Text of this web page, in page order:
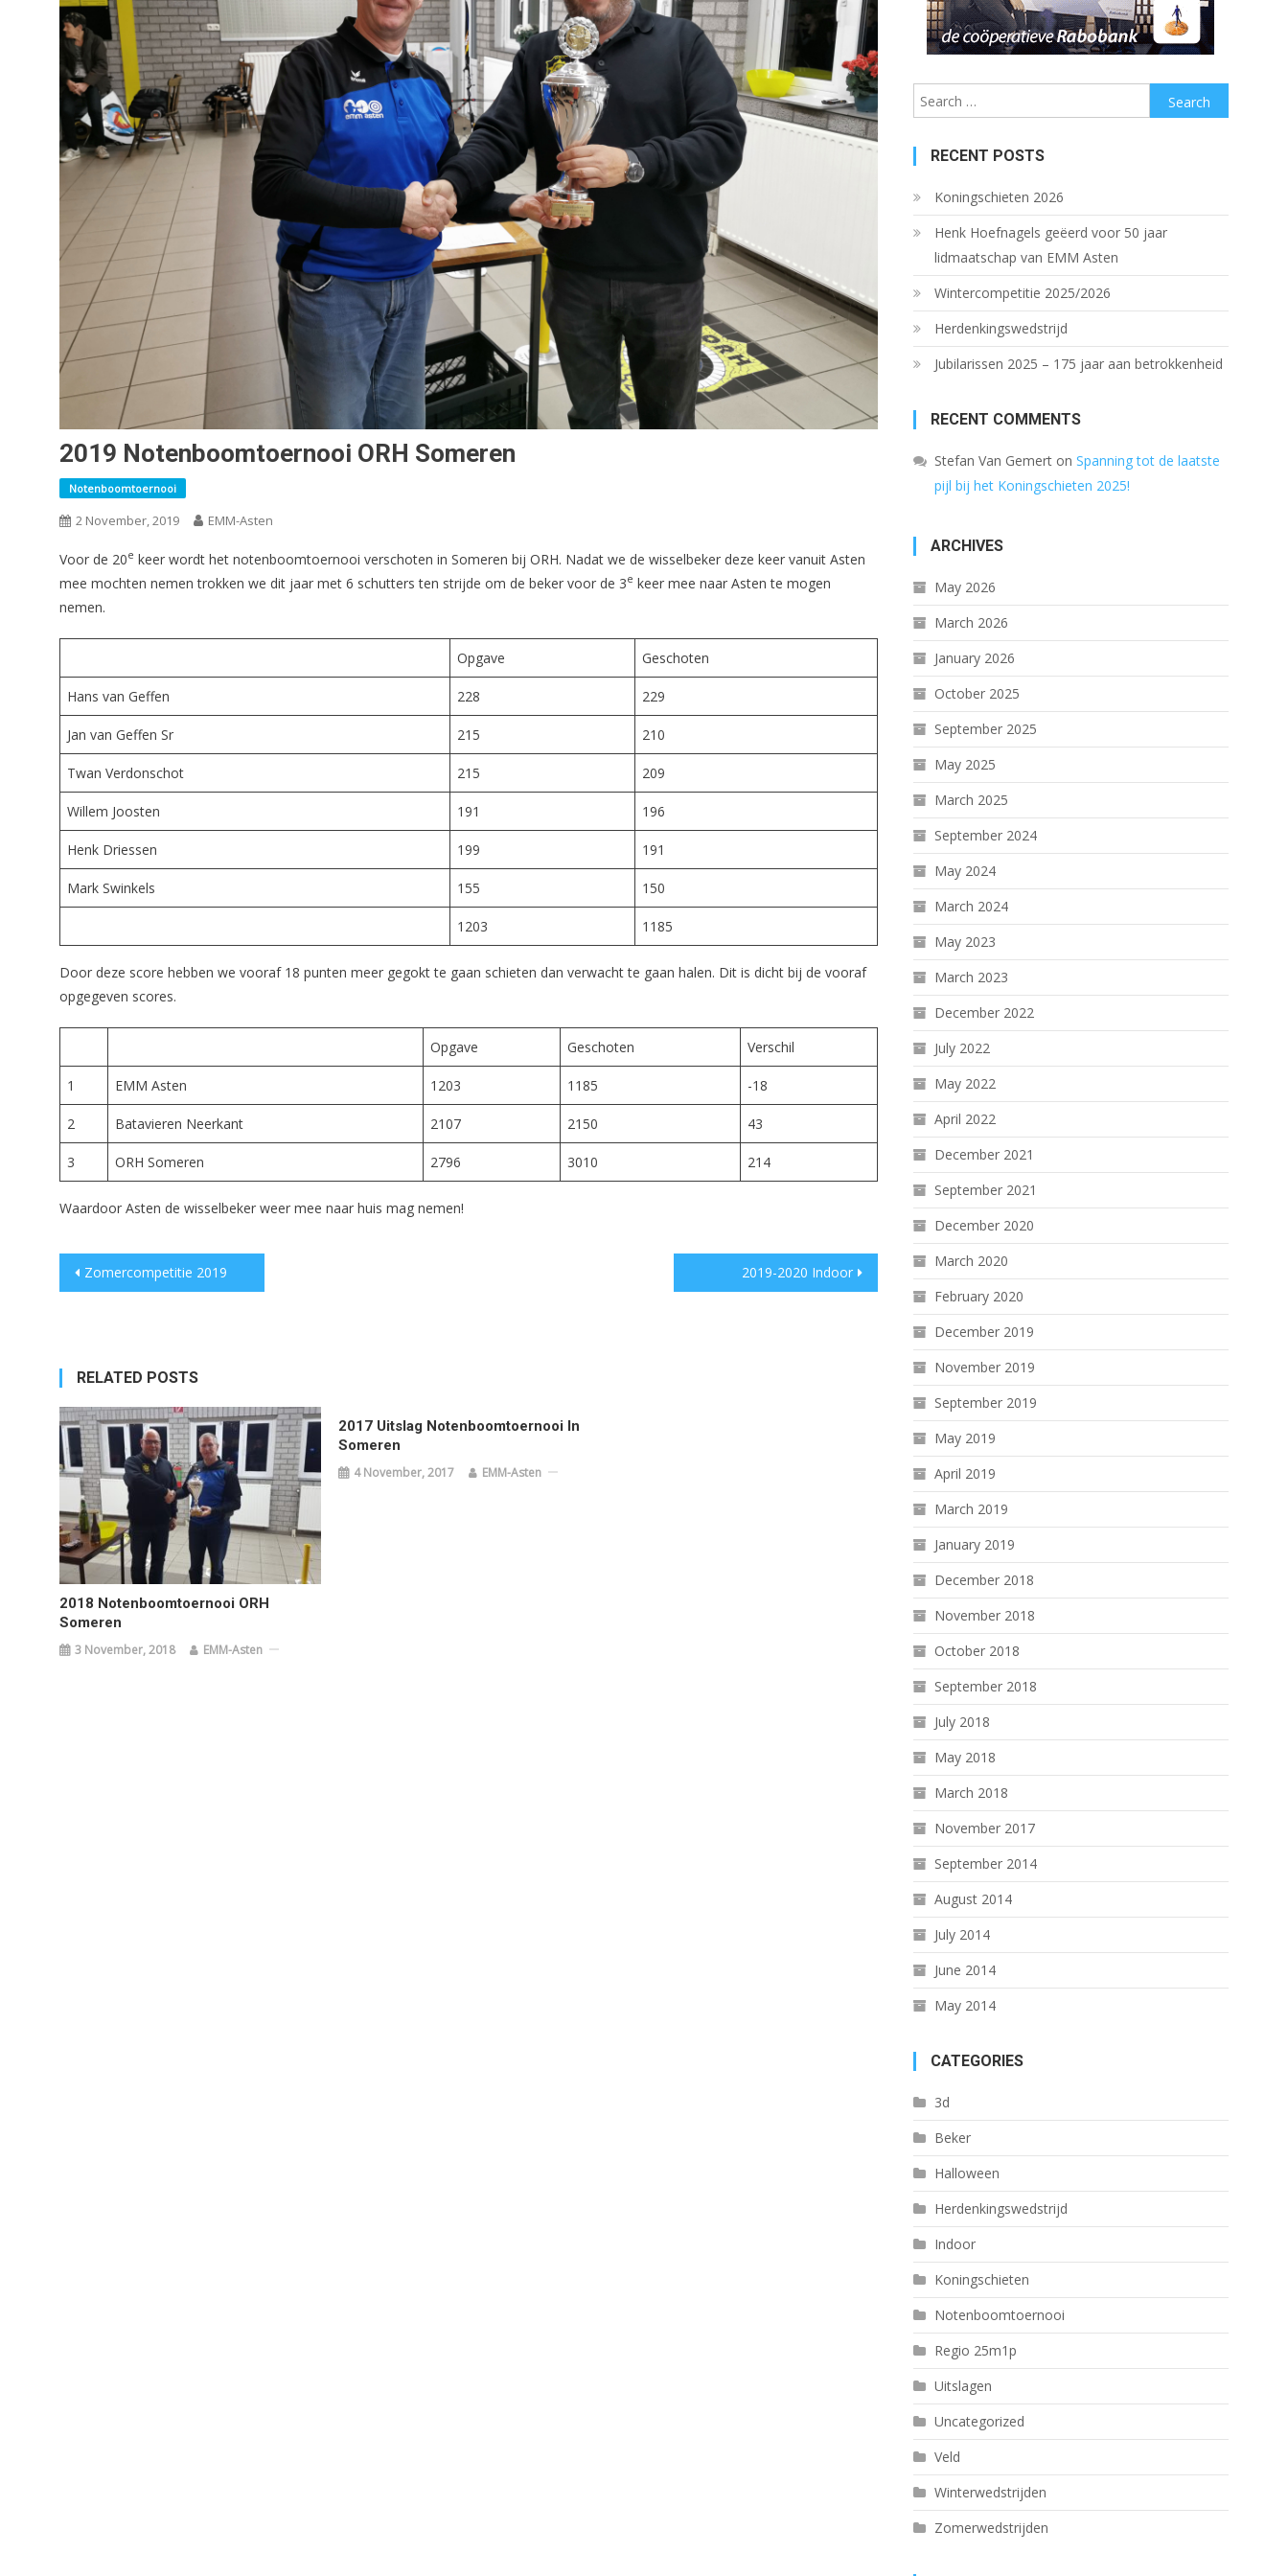
2019 Notenboomtoernooi ORH Someren
Notenboomtoernooi
2 November, 2019 EMM-Asten
Voor de 20e keer wordt het notenboomtoernooi verschoten in Someren bij ORH. Nadat we de wisselbeker deze keer vanuit Asten
mee mochten nemen trokken we dit jaar met 6 schutters ten strijde om de beker voor de 3e keer mee naar Asten te mogen
nemen.
Opgave Geschoten
Hans van Geffen 228 229
Jan van Geffen Sr 215 210
Twan Verdonschot 215 209
Willem Joosten 191 196
Henk Driessen 199 191
Mark Swinkels 155 150
1203 1185
Door deze score hebben we vooraf 18 punten meer gegokt te gaan schieten dan verwacht te gaan halen. Dit is dicht bij de vooraf
opgegeven scores.
Opgave Geschoten Verschil
1 EMM Asten 1203 1185 -18
2 Batavieren Neerkant 2107 2150 43
3 ORH Someren 2796 3010 214
Waardoor Asten de wisselbeker weer mee naar huis mag nemen!
Post
Zomercompetitie 2019 2019-2020 Indoor
RELATED POSTS
2018 Notenboomtoernooi ORH
Someren
3 November, 2018 EMM-Asten
2017 Uitslag Notenboomtoernooi In
Someren
4 November, 2017 EMM-Asten
Search
for:
RECENT POSTS
Koningschieten 2026
Henk Hoefnagels geëerd voor 50 jaar
lidmaatschap van EMM Asten
Wintercompetitie 2025/2026
Herdenkingswedstrijd
Jubilarissen 2025 – 175 jaar aan betrokkenheid
RECENT COMMENTS
Stefan Van Gemerton Spanning tot de laatste
pijl bij het Koningschieten 2025!
ARCHIVES
May 2026
March 2026
January 2026
October 2025
September 2025
May 2025
March 2025
September 2024
May 2024
March 2024
May 2023
March 2023
December 2022
July 2022
May 2022
April 2022
December 2021
September 2021
December 2020
March 2020
February 2020
December 2019
November 2019
September 2019
May 2019
April 2019
March 2019
January 2019
December 2018
November 2018
October 2018
September 2018
July 2018
May 2018
March 2018
November 2017
September 2014
August 2014
July 2014
June 2014
May 2014
CATEGORIES
3d
Beker
Halloween
Herdenkingswedstrijd
Indoor
Koningschieten
Notenboomtoernooi
Regio 25m1p
Uitslagen
Uncategorized
Veld
Winterwedstrijden
Zomerwedstrijden